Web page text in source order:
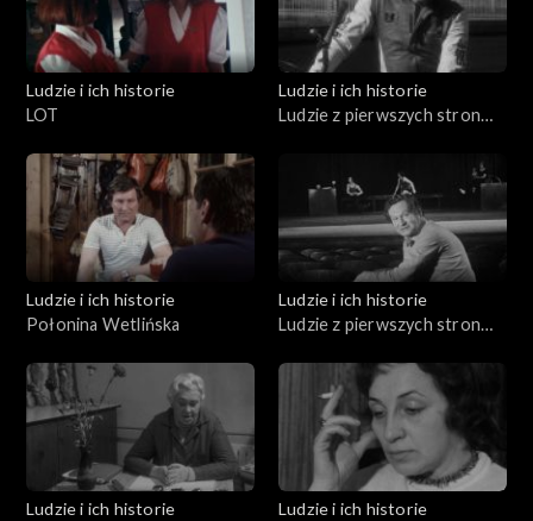
Ludzie i ich historie
LOT
Ludzie i ich historie
Ludzie z pierwszych stron
Ludzie i ich historie
Połonina Wetlińska
Ludzie i ich historie
Ludzie z pierwszych stron
Ludzie i ich historie
Ludzie i ich historie